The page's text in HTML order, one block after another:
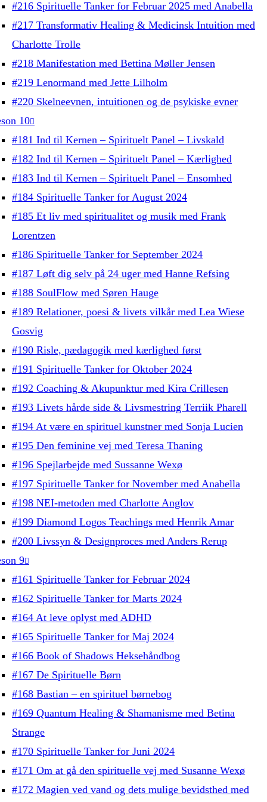
#216 Spirituelle Tanker for Februar 2025 med Anabella
#217 Transformativ Healing & Medicinsk Intuition med
Charlotte Trolle
#218 Manifestation med Bettina Møller Jensen
#219 Lenormand med Jette Lilholm
#220 Skelneevnen, intuitionen og de psykiske evner
10
#181 Ind til Kernen – Spirituelt Panel – Livskald
#182 Ind til Kernen – Spirituelt Panel – Kærlighed
#183 Ind til Kernen – Spirituelt Panel – Ensomhed
#184 Spirituelle Tanker for August 2024
#185 Et liv med spiritualitet og musik med Frank
Lorentzen
#186 Spirituelle Tanker for September 2024
#187 Løft dig selv på 24 uger med Hanne Refsing
#188 SoulFlow med Søren Hauge
#189 Relationer, poesi & livets vilkår med Lea Wiese
Gosvig
#190 Risle, pædagogik med kærlighed først
#191 Spirituelle Tanker for Oktober 2024
#192 Coaching & Akupunktur med Kira Crillesen
#193 Livets hårde side & Livsmestring Terriik Pharell
#194 At være en spirituel kunstner med Sonja Lucien
#195 Den feminine vej med Teresa Thaning
#196 Spejlarbejde med Sussanne Wexø
#197 Spirituelle Tanker for November med Anabella
#198 NEI-metoden med Charlotte Anglov
#199 Diamond Logos Teachings med Henrik Amar
#200 Livssyn & Designproces med Anders Rerup
9
#161 Spirituelle Tanker for Februar 2024
#162 Spirituelle Tanker for Marts 2024
#164 At leve oplyst med ADHD
#165 Spirituelle Tanker for Maj 2024
#166 Book of Shadows Heksehåndbog
#167 De Spirituelle Børn
#168 Bastian – en spirituel børnebog
#169 Quantum Healing & Shamanisme med Betina
Strange
#170 Spirituelle Tanker for Juni 2024
#171 Om at gå den spirituelle vej med Susanne Wexø
#172 Magien ved vand og dets mulige bevidsthed med